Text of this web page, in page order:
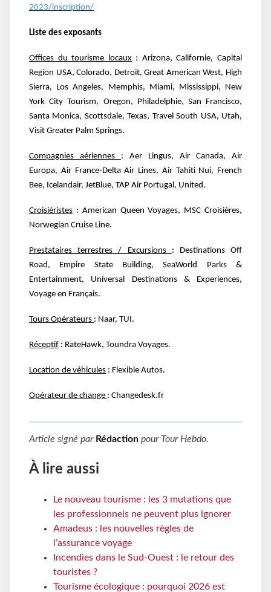
2023/inscription/
Liste des exposants
Offices du tourisme locaux : Arizona, Californie, Capital
Region USA, Colorado, Detroit, Great American West, High
Sierra, Los Angeles, Memphis, Miami, Mississippi, New
York City Tourism, Oregon, Philadelphie, San Francisco,
Santa Monica, Scottsdale, Texas, Travel South USA, Utah,
Visit Greater Palm Springs.
Compagnies aériennes : Aer Lingus, Air Canada, Air
Europa, Air France-Delta Air Lines, Air Tahiti Nui, French
Bee, Icelandair, JetBlue, TAP Air Portugal, United.
Croisiéristes : American Queen Voyages, MSC Croisières,
Norwegian Cruise Line.
Prestataires terrestres / Excursions : Destinations Off
Road, Empire State Building, SeaWorld Parks &
Entertainment, Universal Destinations & Experiences,
Voyage en Français.
Tours Opérateurs : Naar, TUI.
Réceptif : RateHawk, Toundra Voyages.
Location de véhicules : Flexible Autos.
Opérateur de change : Changedesk.fr
Article signé par Rédaction pour Tour Hebdo.
À lire aussi
Le nouveau tourisme : les 3 mutations que
les professionnels ne peuvent plus ignorer
Amadeus : les nouvelles règles de
l’assurance voyage
Incendies dans le Sud-Ouest : le retour des
touristes ?
Tourisme écologique : pourquoi 2026 est